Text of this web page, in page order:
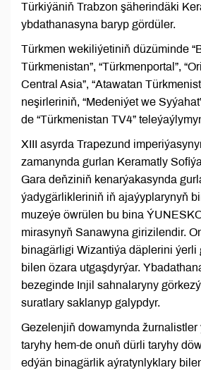
Türkiýäniň Trabzon şäherindäki
ybdathanasyna baryp gördüler.
Türkmen wekiliýetiniň düzüminde
Türkmenistan”, “Türkmenportal”,
Central Asia”, “Atawatan
neşirleriniň, “Medeniýet we
de “Türkmenistan TV4”
XIII asyrda Trapezund
zamanynda gurlan Keramatly
Gara deňziniň kenarýakasynda
ýadygärlikleriniň iň ajaýyplarynyň
muzeýe öwrülen bu bina
mirasynyň Sanawyna girizilendir.
binagärligi Wizantiýa däplerini ýerli
bilen özara utgaşdyrýar.
bezeginde Injil sahnalaryny
suratlary saklanyp galypdyr.
Gezelenjiň dowamynda žurnalistler
taryhy hem-de onuň dürli taryhy
edýän binagärlik aýratynlyklary